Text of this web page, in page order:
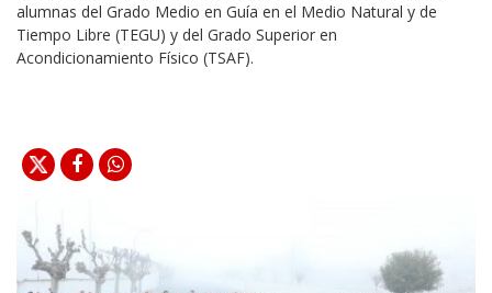
alumnas del Grado Medio en Guía en el Medio Natural y de
Tiempo Libre (TEGU) y del Grado Superior en
Acondicionamiento Físico (TSAF).